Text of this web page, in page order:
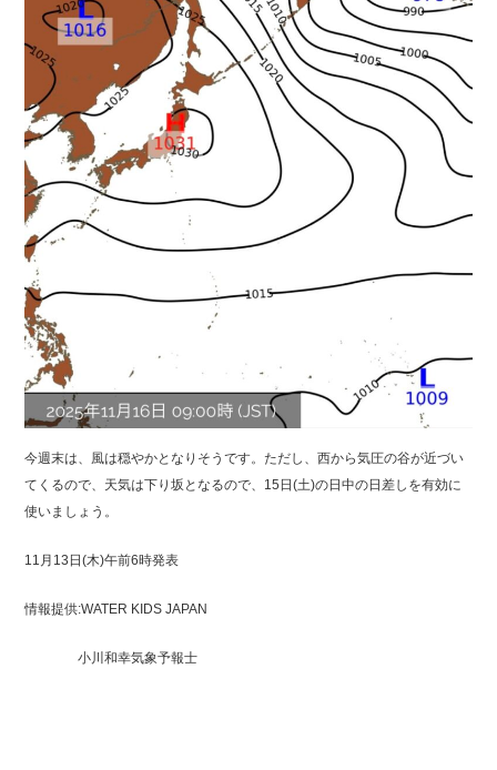
今週末は、風は穏やかとなりそうです。ただし、西から気圧の谷が近づい
てくるので、天気は下り坂となるので、15日(土)の日中の日差しを有効に
使いましょう。
11月13日(木)午前6時発表
情報提供:WATER KIDS JAPAN
小川和幸気象予報士